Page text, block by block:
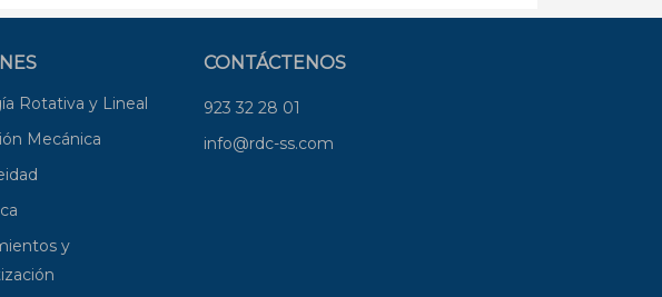
Rotativa y Lineal
Mecánica
y
CONTÁCTENOS
923 32 28 01
info@rdc-ss.com